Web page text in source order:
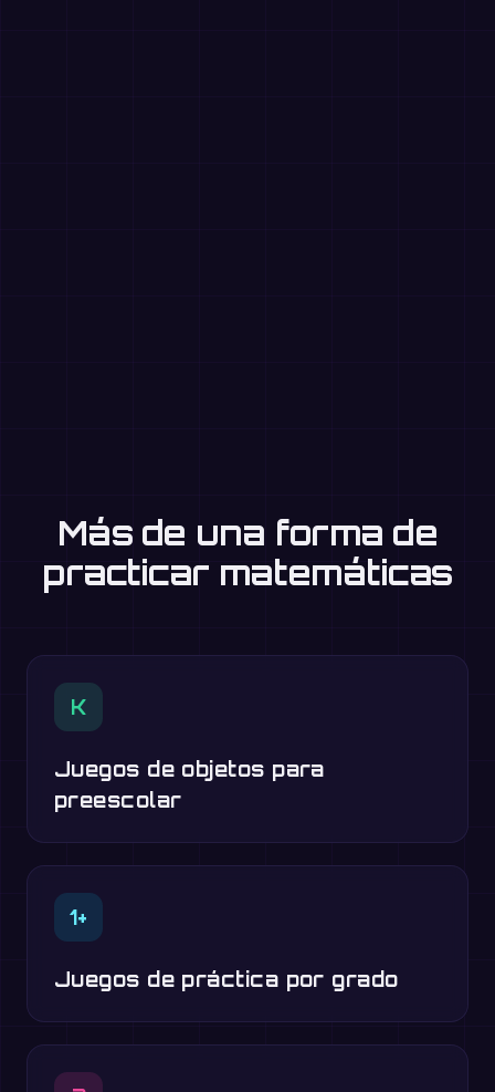
Más de una forma de
practicar matemáticas
K
Juegos de objetos para
preescolar
1+
Juegos de práctica por grado